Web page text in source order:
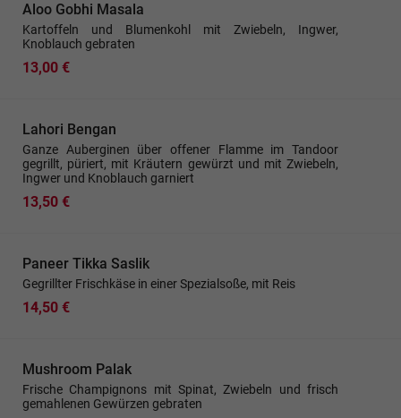
Aloo Gobhi Masala
Kartoffeln und Blumenkohl mit Zwiebeln, Ingwer,
Knoblauch gebraten
13,00 €
Lahori Bengan
Ganze Auberginen über offener Flamme im Tandoor
gegrillt, püriert, mit Kräutern gewürzt und mit Zwiebeln,
Ingwer und Knoblauch garniert
13,50 €
Paneer Tikka Saslik
Gegrillter Frischkäse in einer Spezialsoße, mit Reis
14,50 €
Mushroom Palak
Frische Champignons mit Spinat, Zwiebeln und frisch
gemahlenen Gewürzen gebraten